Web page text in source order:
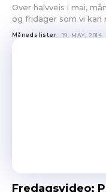
Over halvveis i mai,
og fridager som vi kan
Månedslister 19. MAY, 2014
Fredagsvideo: